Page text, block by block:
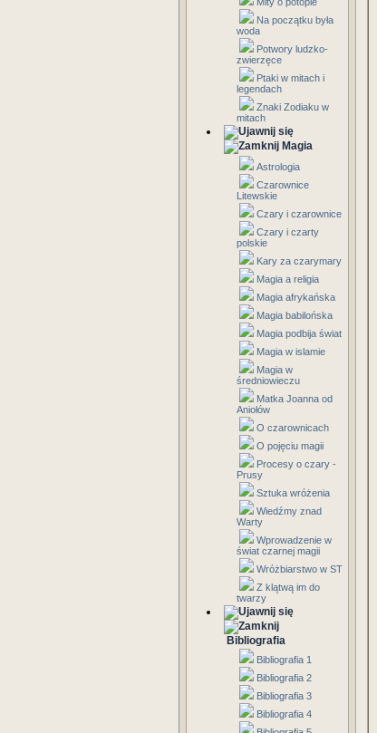
Na początku była
woda
Potwory ludzko-
zwierzęce
Ptaki w mitach i
legendach
Znaki Zodiaku w
mitach
Magia
Astrologia
Czarownice
Litewskie
Czary i czarownice
Czary i czarty
polskie
Kary za czarymary
Magia a religia
Magia afrykańska
Magia babilońska
Magia podbija świat
Magia w islamie
Magia w
średniowieczu
Matka Joanna od
Aniołów
O czarownicach
O pojęciu magii
Procesy o czary -
Prusy
Sztuka wróżenia
Wiedźmy znad
Warty
Wprowadzenie w
świat czarnej magii
Wróżbiarstwo w ST
Z klątwą im do
twarzy
Bibliografia
Bibliografia 1
Bibliografia 2
Bibliografia 3
Bibliografia 4